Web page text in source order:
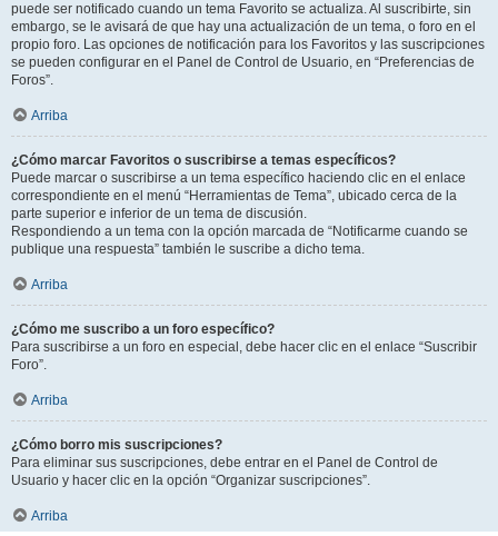
puede ser notificado cuando un tema Favorito se actualiza. Al suscribirte, sin
embargo, se le avisará de que hay una actualización de un tema, o foro en el
propio foro. Las opciones de notificación para los Favoritos y las suscripciones
se pueden configurar en el Panel de Control de Usuario, en “Preferencias de
Foros”.
Arriba
¿Cómo marcar Favoritos o suscribirse a temas específicos?
Puede marcar o suscribirse a un tema específico haciendo clic en el enlace
correspondiente en el menú “Herramientas de Tema”, ubicado cerca de la
parte superior e inferior de un tema de discusión.
Respondiendo a un tema con la opción marcada de “Notificarme cuando se
publique una respuesta” también le suscribe a dicho tema.
Arriba
¿Cómo me suscribo a un foro específico?
Para suscribirse a un foro en especial, debe hacer clic en el enlace “Suscribir
Foro”.
Arriba
¿Cómo borro mis suscripciones?
Para eliminar sus suscripciones, debe entrar en el Panel de Control de
Usuario y hacer clic en la opción “Organizar suscripciones”.
Arriba